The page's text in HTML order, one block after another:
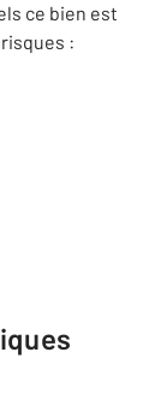
ce bien est
: